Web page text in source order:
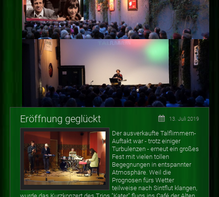
Eröffnung geglückt 13. Juli 2019
Der ausverkaufte Talflimmern-
Auftakt war - trotz einiger
Turbulenzen - erneut ein großes
Fest mit vielen tollen
Begegnungen in entspannter
Atmosphäre. Weil die
Prognosen fürs Wetter
teilweise nach Sintflut klangen,